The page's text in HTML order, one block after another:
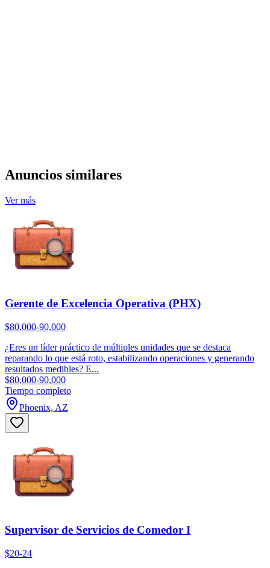
Anuncios similares
Ver más
Gerente de Excelencia Operativa (PHX)
$80,000-90,000
¿Eres un líder práctico de múltiples unidades que se destaca
reparando lo que está roto, estabilizando operaciones y generando
resultados medibles? E...
$80,000-90,000
Tiempo completo
Phoenix, AZ
Supervisor de Servicios de Comedor I
$20-24